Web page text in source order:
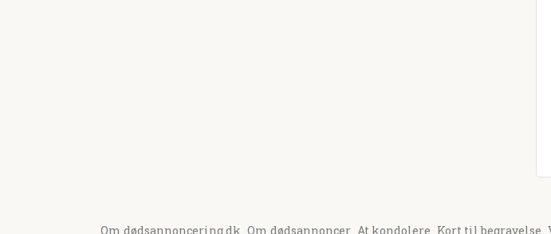
Om dødsannoncering.dk Om dødsannoncer At kondolere Kort til begravelse